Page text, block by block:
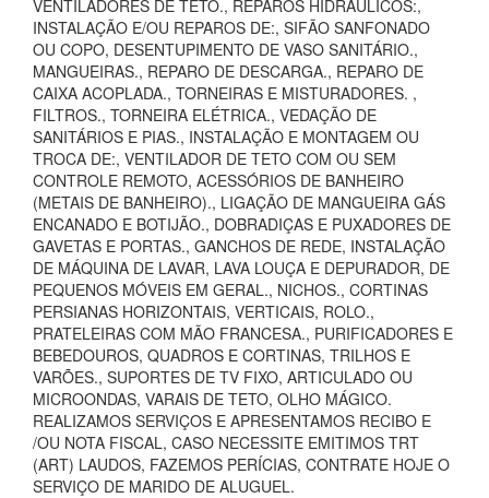
VENTILADORES DE TETO., REPAROS HIDRÁULICOS:,
INSTALAÇÃO E/OU REPAROS DE:, SIFÃO SANFONADO
OU COPO, DESENTUPIMENTO DE VASO SANITÁRIO.,
MANGUEIRAS., REPARO DE DESCARGA., REPARO DE
CAIXA ACOPLADA., TORNEIRAS E MISTURADORES. ,
FILTROS., TORNEIRA ELÉTRICA., VEDAÇÃO DE
SANITÁRIOS E PIAS., INSTALAÇÃO E MONTAGEM OU
TROCA DE:, VENTILADOR DE TETO COM OU SEM
CONTROLE REMOTO, ACESSÓRIOS DE BANHEIRO
(METAIS DE BANHEIRO)., LIGAÇÃO DE MANGUEIRA GÁS
ENCANADO E BOTIJÃO., DOBRADIÇAS E PUXADORES DE
GAVETAS E PORTAS., GANCHOS DE REDE, INSTALAÇÃO
DE MÁQUINA DE LAVAR, LAVA LOUÇA E DEPURADOR, DE
PEQUENOS MÓVEIS EM GERAL., NICHOS., CORTINAS
PERSIANAS HORIZONTAIS, VERTICAIS, ROLO.,
PRATELEIRAS COM MÃO FRANCESA., PURIFICADORES E
BEBEDOUROS, QUADROS E CORTINAS, TRILHOS E
VARÕES., SUPORTES DE TV FIXO, ARTICULADO OU
MICROONDAS, VARAIS DE TETO, OLHO MÁGICO.
REALIZAMOS SERVIÇOS E APRESENTAMOS RECIBO E
/OU NOTA FISCAL, CASO NECESSITE EMITIMOS TRT
(ART) LAUDOS, FAZEMOS PERÍCIAS, CONTRATE HOJE O
SERVIÇO DE MARIDO DE ALUGUEL.